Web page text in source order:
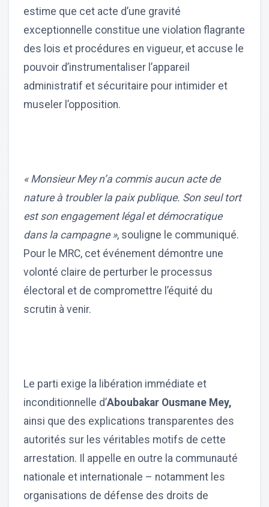
estime que cet acte d’une gravité
exceptionnelle constitue une violation flagrante
des lois et procédures en vigueur, et accuse le
pouvoir d’instrumentaliser l’appareil
administratif et sécuritaire pour intimider et
museler l’opposition.
« Monsieur Mey n’a commis aucun acte de
nature à troubler la paix publique. Son seul tort
est son engagement légal et démocratique
dans la campagne », souligne le communiqué.
Pour le MRC, cet événement démontre une
volonté claire de perturber le processus
électoral et de compromettre l’équité du
scrutin à venir.
Le parti exige la libération immédiate et
inconditionnelle d’Aboubakar Ousmane Mey,
ainsi que des explications transparentes des
autorités sur les véritables motifs de cette
arrestation. Il appelle en outre la communauté
nationale et internationale – notamment les
organisations de défense des droits de